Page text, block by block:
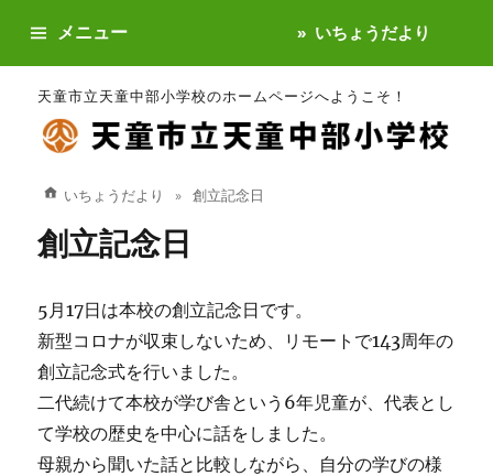
天童市立天童中部小学校のホームページへようこそ！
メニュー いちょうだより
いちょうだより 創立記念日
創立記念日
5月17日は本校の創立記念日です。
新型コロナが収束しないため、リモートで143周年の
創立記念式を行いました。
二代続けて本校が学び舎という6年児童が、代表とし
て学校の歴史を中心に話をしました。
母親から聞いた話と比較しながら、自分の学びの様